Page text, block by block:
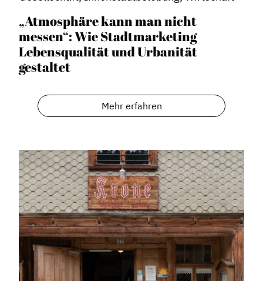
Dachverband
Geschichte des Dachverbandes
„Atmosphäre kann man nicht
messen“: Wie Stadtmarketing
Lebensqualität und Urbanität
gestaltet
Mehr erfahren